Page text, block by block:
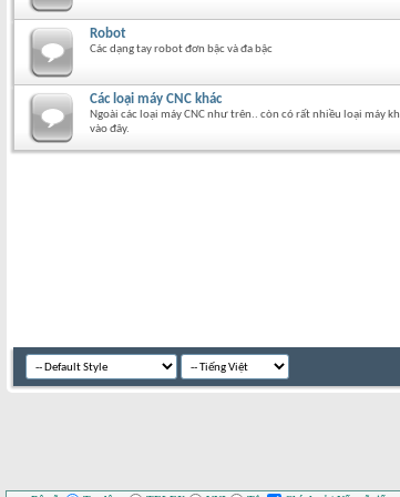
Robot
Các dạng tay robot đơn bậc và đa bậc
Các loại máy CNC khác
Ngoài các loại máy CNC như trên.. còn có rất nhiều loại máy
vào đây.